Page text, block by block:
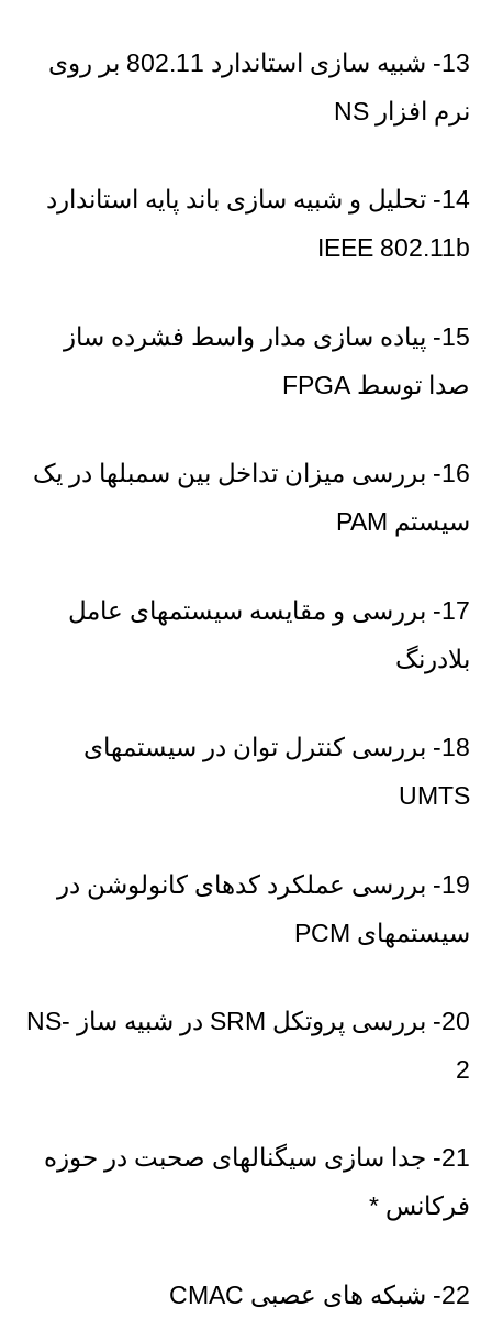
13- شبیه سازی استاندارد 802.11 بر روی
نرم افزار NS
14- تحلیل و شبیه سازی باند پایه استاندارد
IEEE 802.11b
15- پیاده سازی مدار واسط فشرده ساز
صدا توسط FPGA
16- بررسی میزان تداخل بین سمبلها در یک
سیستم PAM
17- بررسی و مقایسه سیستمهای عامل
بلادرنگ
18- بررسی کنترل توان در سیستمهای
UMTS
19- بررسی عملکرد کدهای کانولوشن در
سیستمهای PCM
20- بررسی پروتکل SRM در شبیه ساز NS-
2
21- جدا سازی سیگنالهای صحبت در حوزه
فرکانس *
22- شبکه های عصبی CMAC